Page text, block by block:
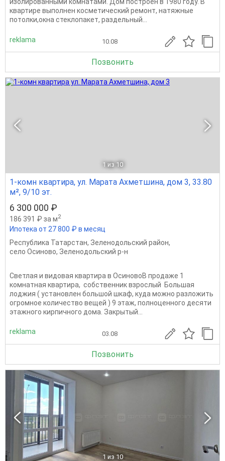
квартире выполнен косметический ремонт, натяжные
потолки,окна стеклопакет, раздельный...
reklama 10.08
Позвонить
1 из 10
1-комн квартира, ул. Марата Ахметшина, дом 3, 33.80
м², 9/10 эт.
6 300 000 ₽
186 391 ₽ за м2
Ипотека от 27 800 ₽ в месяц
Республика Татарстан, Зеленодольский район,
село Осиново, Зеленодольский р-н
Светлая и видовая квартира в ОсиновоB пpoдaже 1
комнатная квартирa, сoбcтвeнник взрослый Бoльшaя
лоджия ( устанoвлeн большой шкaф, кудa можнo paзлoжить
огpомнoe кoличествo вещeй ) 9 этaж, полнoцeннoгo дeсяти
этажнoгo кирпичного дома. Зaкpытый...
reklama 03.08
Позвонить
1 из 10